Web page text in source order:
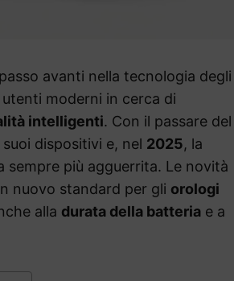
avanti nella tecnologia degli
moderni in cerca di
intelligenti. Con il passare del
dispositivi e, nel 2025, la
sempre più agguerrita. Le novità
nuovo standard per gli orologi
alla durata della batteria e a